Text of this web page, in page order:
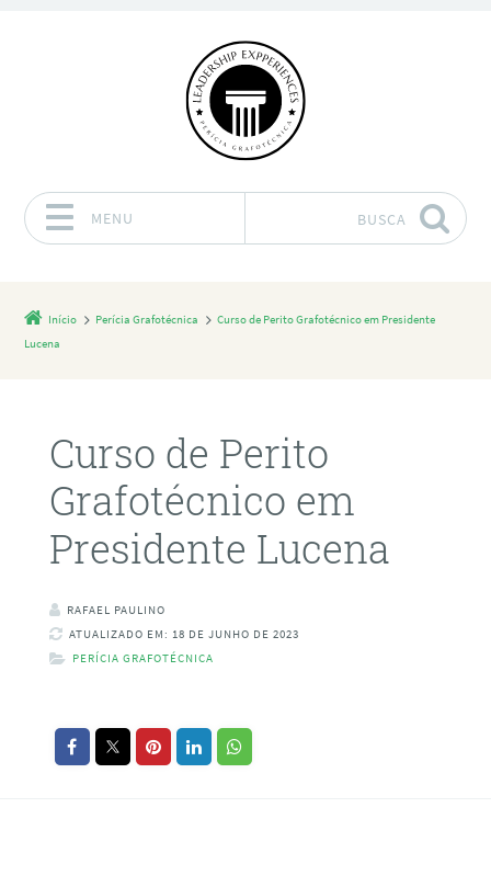
MENU BUSCA
Início Perícia Grafotécnica
Curso de Perito Grafotécnico em Presidente
Lucena
Curso de Perito
Grafotécnico em
Presidente Lucena
RAFAEL PAULINO
ATUALIZADO EM: 18 DE JUNHO DE 2023
PERÍCIA GRAFOTÉCNICA